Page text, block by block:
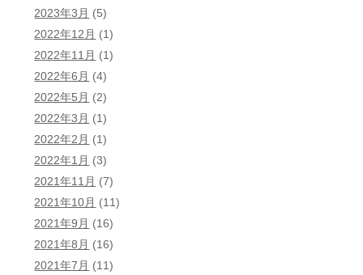
2023年3月 (5)
2022年12月 (1)
2022年11月 (1)
2022年6月 (4)
2022年5月 (2)
2022年3月 (1)
2022年2月 (1)
2022年1月 (3)
2021年11月 (7)
2021年10月 (11)
2021年9月 (16)
2021年8月 (16)
2021年7月 (11)